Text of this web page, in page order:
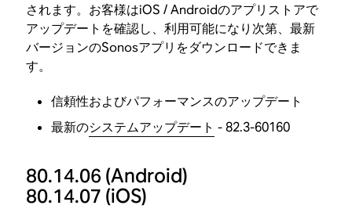
されます。お客様はiOS / Androidのアプリストアで
アップデートを確認し、利用可能になり次第、最新
バージョンのSonosアプリをダウンロードできま
す。
信頼性およびパフォーマンスのアップデート
最新のシステムアップデート - 82.3-60160
80.14.06 (Android)
80.14.07 (iOS)